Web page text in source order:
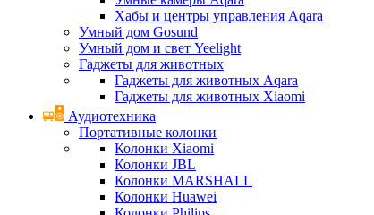
Хабы и центры управления Aqara
Умный дом Gosund
Умный дом и свет Yeelight
Гаджеты для животных
Гаджеты для животных Aqara
Гаджеты для животных Xiaomi
Аудиотехника
Портативные колонки
Колонки Xiaomi
Колонки JBL
Колонки MARSHALL
Колонки Huawei